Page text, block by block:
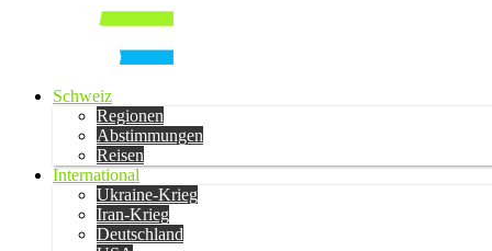
Schweiz
Regionen
Abstimmungen
Reisen
International
Ukraine-Krieg
Iran-Krieg
Deutschland